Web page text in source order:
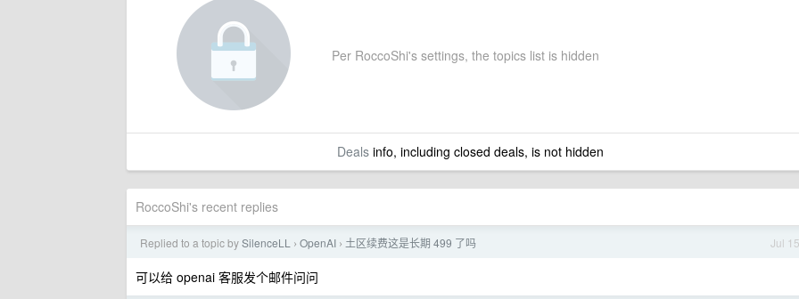
Per RoccoShi's settings, the topics list is hidden
Dealsinfo, including closed deals, is not hidden
RoccoShi's recent replies
Jul 15
Replied to a topic bySilenceLL › OpenAI › 土区续费这是长期 499 了吗
可以给 openai 客服发个邮件问问